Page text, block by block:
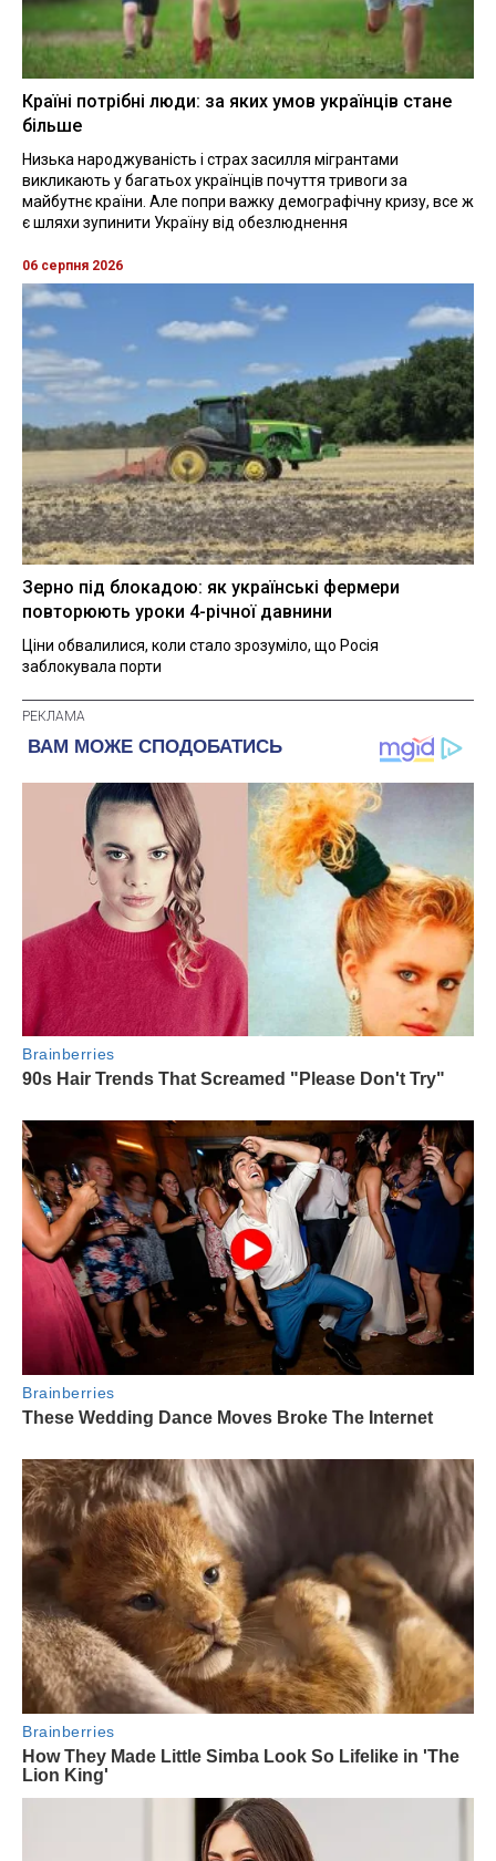
Країні потрібні люди: за яких умов українців стане
більше
Низька народжуваність і страх засилля мігрантами
викликають у багатьох українців почуття тривоги за
майбутнє країни. Але попри важку демографічну кризу, все ж
є шляхи зупинити Україну від обезлюднення
06 серпня 2026
Зерно під блокадою: як українські фермери
повторюють уроки 4-річної давнини
Ціни обвалилися, коли стало зрозуміло, що Росія
заблокувала порти